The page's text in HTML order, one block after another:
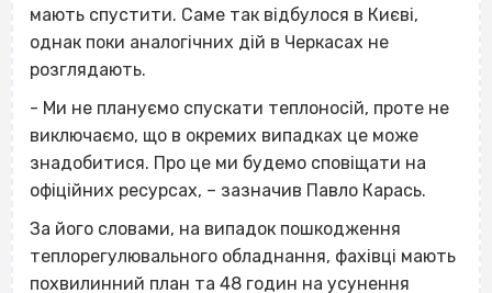
мають спустити. Саме так відбулося в Києві,
однак поки аналогічних дій в Черкасах не
розглядають.
- Ми не плануємо спускати теплоносій, проте не
виключаємо, що в окремих випадках це може
знадобитися. Про це ми будемо сповіщати на
офіційних ресурсах, – зазначив Павло Карась.
За його словами, на випадок пошкодження
теплорегулювального обладнання, фахівці мають
похвилинний план та 48 годин на усунення